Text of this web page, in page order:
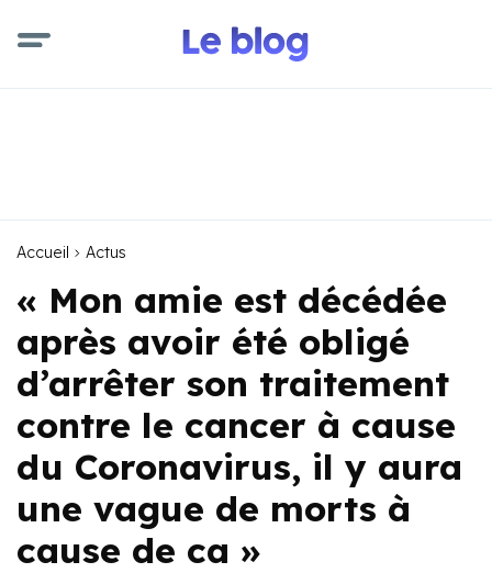
Accueil Actus
« Mon amie est décédée
après avoir été obligé
d’arrêter son traitement
contre le cancer à cause
du Coronavirus, il y aura
une vague de morts à
cause de ca »